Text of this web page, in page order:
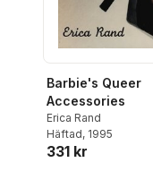
Barbie's Queer
Accessories
Erica Rand
Häftad, 1995
331 kr